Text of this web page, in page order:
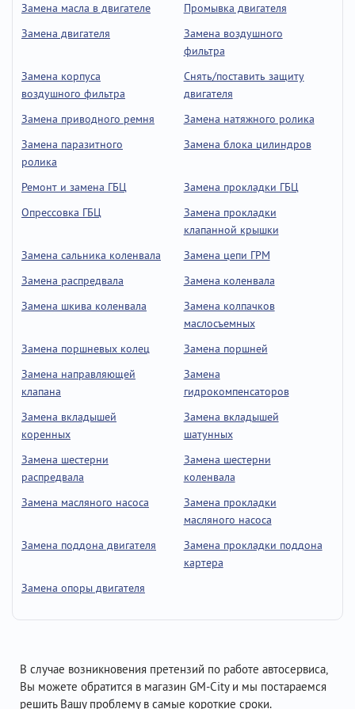
Замена масла в двигателе
Промывка двигателя
Замена двигателя
Замена воздушного
фильтра
Замена корпуса
воздушного фильтра
Снять/поставить защиту
двигателя
Замена приводного ремня
Замена натяжного ролика
Замена паразитного
ролика
Замена блока цилиндров
Ремонт и замена ГБЦ
Замена прокладки ГБЦ
Опрессовка ГБЦ
Замена прокладки
клапанной крышки
Замена сальника коленвала
Замена цепи ГРМ
Замена распредвала
Замена коленвала
Замена шкива коленвала
Замена колпачков
маслосъемных
Замена поршневых колец
Замена поршней
Замена направляющей
клапана
Замена
гидрокомпенсаторов
Замена вкладышей
коренных
Замена вкладышей
шатунных
Замена шестерни
распредвала
Замена шестерни
коленвала
Замена масляного насоса
Замена прокладки
масляного насоса
Замена поддона двигателя
Замена прокладки поддона
картера
Замена опоры двигателя
В случае возникновения претензий по работе автосервиса,
Вы можете обратится в магазин GM-City и мы постараемся
решить Вашу проблему в самые короткие сроки.